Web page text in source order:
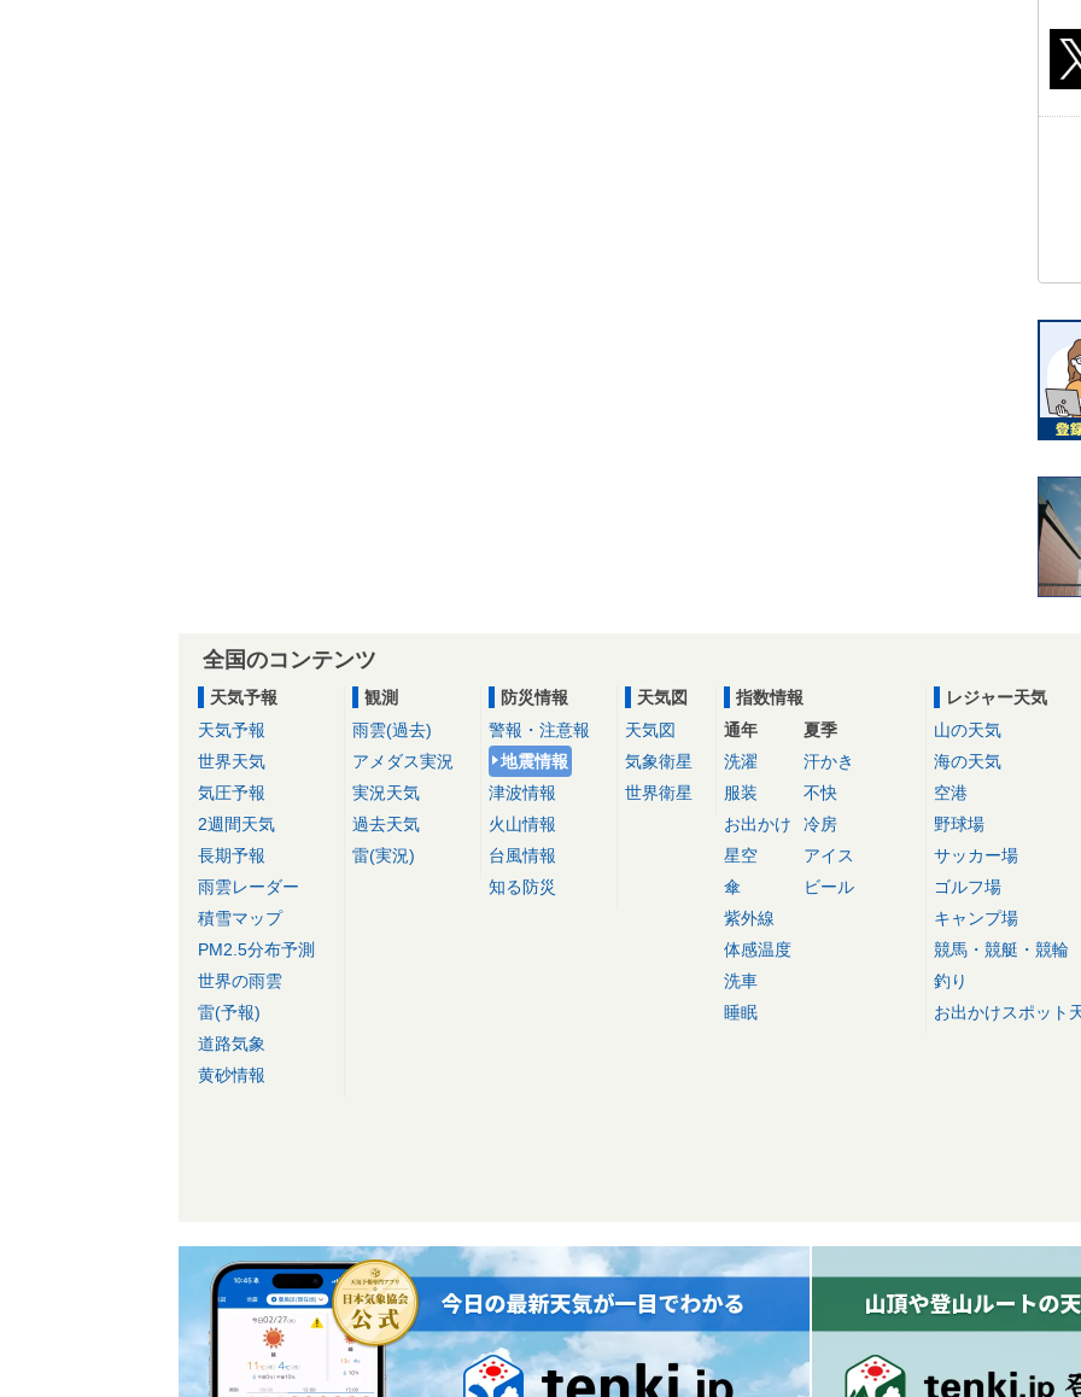
全国のコンテンツ
天気予報
天気予報
世界天気
気圧予報
2週間天気
長期予報
雨雲レーダー
積雪マップ
PM2.5分布予測
世界の雨雲
雷(予報)
道路気象
黄砂情報
観測
雨雲(過去)
アメダス実況
実況天気
過去天気
雷(実況)
防災情報
警報・注意報
地震情報
津波情報
火山情報
台風情報
知る防災
天気図
天気図
気象衛星
世界衛星
指数情報
通年
洗濯
服装
お出かけ
星空
傘
紫外線
体感温度
洗車
睡眠
夏季
汗かき
不快
冷房
アイス
ビール
レジャー天気
山の天気
海の天気
空港
野球場
サッカー場
ゴルフ場
キャンプ場
競馬・競艇・競輪
釣り
お出かけスポット